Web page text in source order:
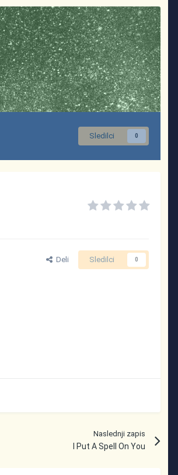
Sledilci 0
Deli Sledilci 0
Naslednji zapis
I Put A Spell On You